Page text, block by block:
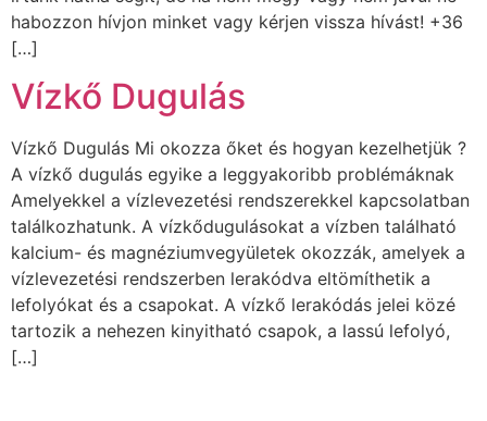
habozzon hívjon minket vagy kérjen vissza hívást! +36
[…]
Vízkő Dugulás
Vízkő Dugulás Mi okozza őket és hogyan kezelhetjük ?
A vízkő dugulás egyike a leggyakoribb problémáknak
Amelyekkel a vízlevezetési rendszerekkel kapcsolatban
találkozhatunk. A vízkődugulásokat a vízben található
kalcium- és magnéziumvegyületek okozzák, amelyek a
vízlevezetési rendszerben lerakódva eltömíthetik a
lefolyókat és a csapokat. A vízkő lerakódás jelei közé
tartozik a nehezen kinyitható csapok, a lassú lefolyó,
[…]